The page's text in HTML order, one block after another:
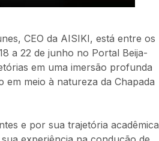
CEO da AISIKI, está entre os
a 22 de junho no Portal Beija-
em uma imersão profunda
meio à natureza da Chapada
e por sua trajetória acadêmica